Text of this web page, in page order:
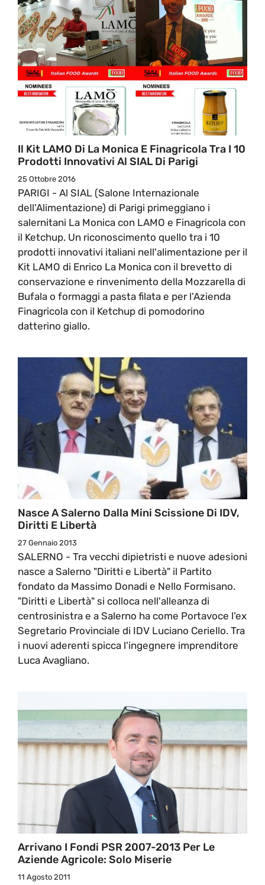
Il Kit LAMO Di La Monica E Finagricola Tra I 10
Prodotti Innovativi Al SIAL Di Parigi
25 Ottobre 2016
PARIGI - Al SIAL (Salone Internazionale
dell'Alimentazione) di Parigi primeggiano i
salernitani La Monica con LAMO e Finagricola con
il Ketchup. Un riconoscimento quello tra i 10
prodotti innovativi italiani nell'alimentazione per il
Kit LAMO di Enrico La Monica con il brevetto di
conservazione e rinvenimento della Mozzarella di
Bufala o formaggi a pasta filata e per l'Azienda
Finagricola con il Ketchup di pomodorino
datterino giallo.
Nasce A Salerno Dalla Mini Scissione Di IDV,
Diritti E Libertà
27 Gennaio 2013
SALERNO - Tra vecchi dipietristi e nuove adesioni
nasce a Salerno "Diritti e Libertà" il Partito
fondato da Massimo Donadi e Nello Formisano.
"Diritti e Libertà" si colloca nell'alleanza di
centrosinistra e a Salerno ha come Portavoce l'ex
Segretario Provinciale di IDV Luciano Ceriello. Tra
i nuovi aderenti spicca l'ingegnere imprenditore
Luca Avagliano.
Arrivano I Fondi PSR 2007-2013 Per Le
Aziende Agricole: Solo Miserie
11 Agosto 2011